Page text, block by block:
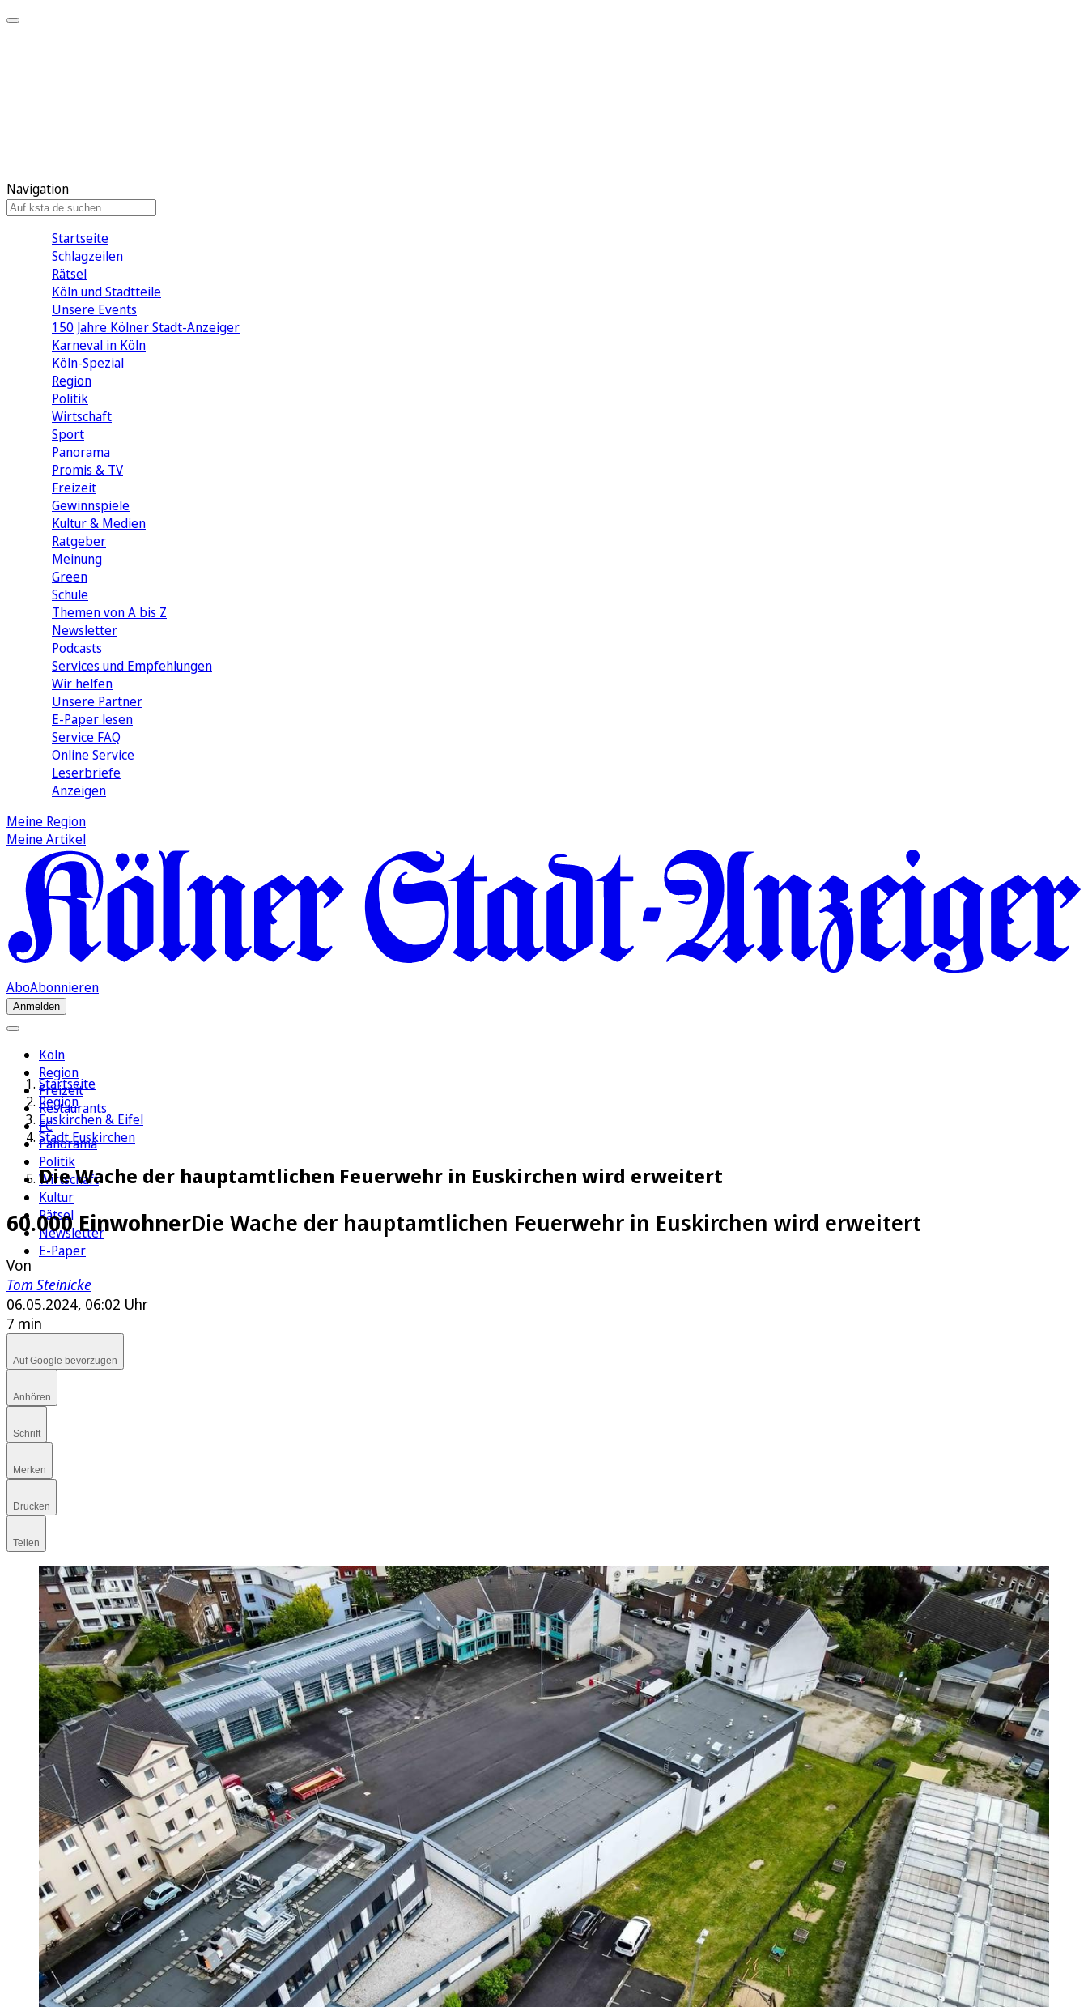
Navigation
Startseite
Schlagzeilen
Rätsel
Köln und Stadtteile
Unsere Events
150 Jahre Kölner Stadt-Anzeiger
Karneval in Köln
Köln-Spezial
Region
Politik
Wirtschaft
Sport
Panorama
Promis & TV
Freizeit
Gewinnspiele
Kultur & Medien
Ratgeber
Meinung
Green
Schule
Themen von A bis Z
Newsletter
Podcasts
Services und Empfehlungen
Wir helfen
Unsere Partner
E-Paper lesen
Service FAQ
Online Service
Leserbriefe
Anzeigen
Meine Region
Meine Artikel
AboAbonnieren
Anmelden
Köln
Region
Freizeit
Restaurants
FC
Panorama
Politik
Wirtschaft
Kultur
Rätsel
Newsletter
E-Paper
Startseite
Region
Euskirchen & Eifel
Stadt Euskirchen
Die Wache der hauptamtlichen Feuerwehr in Euskirchen wird erweitert
60.000 EinwohnerDie Wache der hauptamtlichen Feuerwehr in Euskirchen wird erweitert
Von
Tom Steinicke
06.05.2024, 06:02 Uhr
7 min
Auf Google bevorzugen
Anhören
Schrift
Merken
Drucken
Teilen